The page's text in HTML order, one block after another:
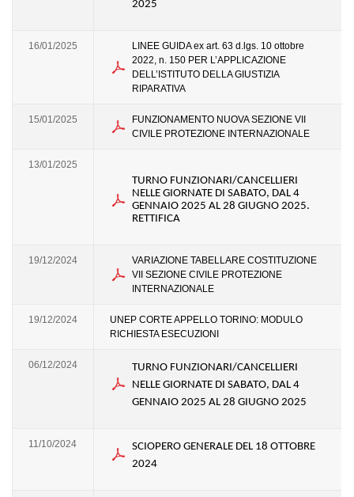
2025
16/01/2025
LINEE GUIDA ex art. 63 d.lgs. 10 ottobre
2022, n. 150 PER L’APPLICAZIONE
DELL’ISTITUTO DELLA GIUSTIZIA
RIPARATIVA
15/01/2025
FUNZIONAMENTO NUOVA SEZIONE VII
CIVILE PROTEZIONE INTERNAZIONALE
13/01/2025
TURNO FUNZIONARI/CANCELLIERI
NELLE GIORNATE DI SABATO, DAL 4
GENNAIO 2025 AL 28 GIUGNO 2025.
RETTIFICA
19/12/2024
VARIAZIONE TABELLARE COSTITUZIONE
VII SEZIONE CIVILE PROTEZIONE
INTERNAZIONALE
19/12/2024
UNEP CORTE APPELLO TORINO: MODULO
RICHIESTA ESECUZIONI
06/12/2024
TURNO FUNZIONARI/CANCELLIERI
NELLE GIORNATE DI SABATO, DAL 4
GENNAIO 2025 AL 28 GIUGNO 2025
11/10/2024
SCIOPERO GENERALE DEL 18 OTTOBRE
2024